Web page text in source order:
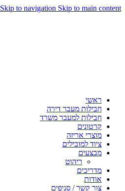
Skip to navigation Skip to main content
ראשי
חבילות מעבר דירה
חבילות למעבר משרד
קרטונים
מוצרי אריזה
ציוד למובילים
מבצעים
ריהוט
מדריכים
אודות
צור קשר / סניפים